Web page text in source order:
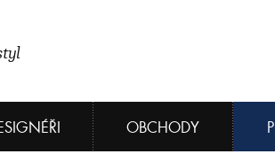
OBCHODY